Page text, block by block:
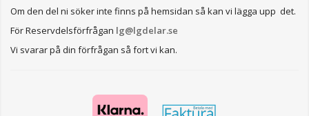
Om den del ni söker inte finns på hemsidan så kan vi lägga upp det.
För Reservdelsförfrågan lg@lgdelar.se
Vi svarar på din förfrågan så fort vi kan.